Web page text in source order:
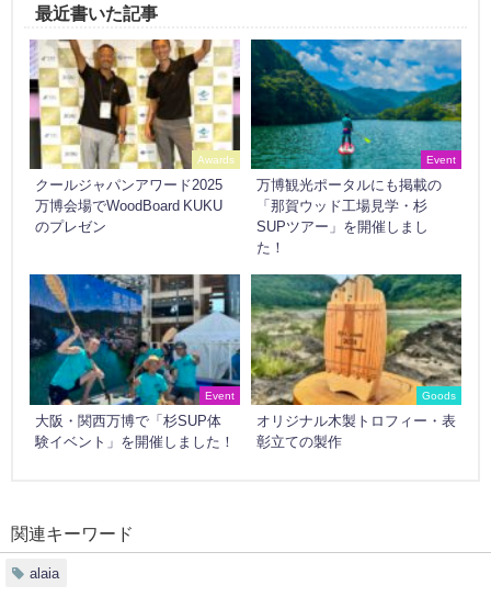
最近書いた記事
Awards
クールジャパンアワード2025
万博会場でWoodBoard KUKU
のプレゼン
Event
万博観光ポータルにも掲載の
「那賀ウッド工場見学・杉
SUPツアー」を開催しまし
た！
Event
大阪・関西万博で「杉SUP体
験イベント」を開催しました！
Goods
オリジナル木製トロフィー・表
彰立ての製作
関連キーワード
alaia